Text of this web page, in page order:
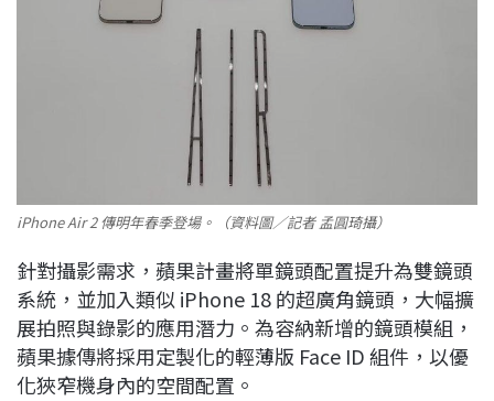
iPhone Air 2 傳明年春季登場。（資料圖／記者 孟圓琦攝）
針對攝影需求，蘋果計畫將單鏡頭配置提升為雙鏡頭
系統，並加入類似 iPhone 18 的超廣角鏡頭，大幅擴
展拍照與錄影的應用潛力。為容納新增的鏡頭模組，
蘋果據傳將採用定製化的輕薄版 Face ID 組件，以優
化狹窄機身內的空間配置。